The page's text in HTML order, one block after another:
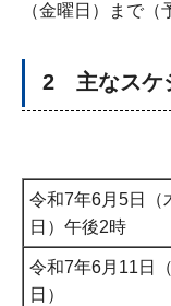
（金曜日）まで（
2 主なスケ
令和7年6月5日（
日）午後2時
令和7年6月11日
日）